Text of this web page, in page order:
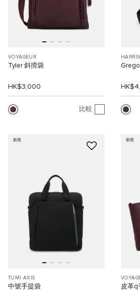
VOYAGEUR
Tyler 斜揹袋
HK$3,000
比較
新貨
TUMI AXIS
中號手提袋
新貨
皮革q